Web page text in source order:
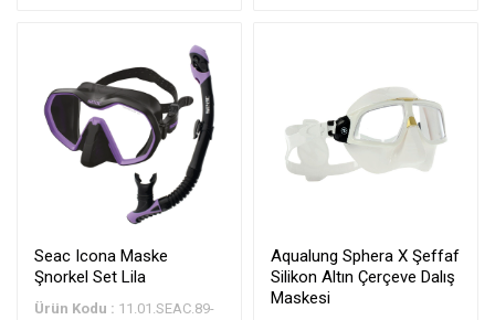
Seac Icona Maske
Şnorkel Set Lila
Ürün Kodu : 11.01.SEAC.89-
Aqualung Sphera X Şeffaf
Silikon Altın Çerçeve Dalış
Maskesi